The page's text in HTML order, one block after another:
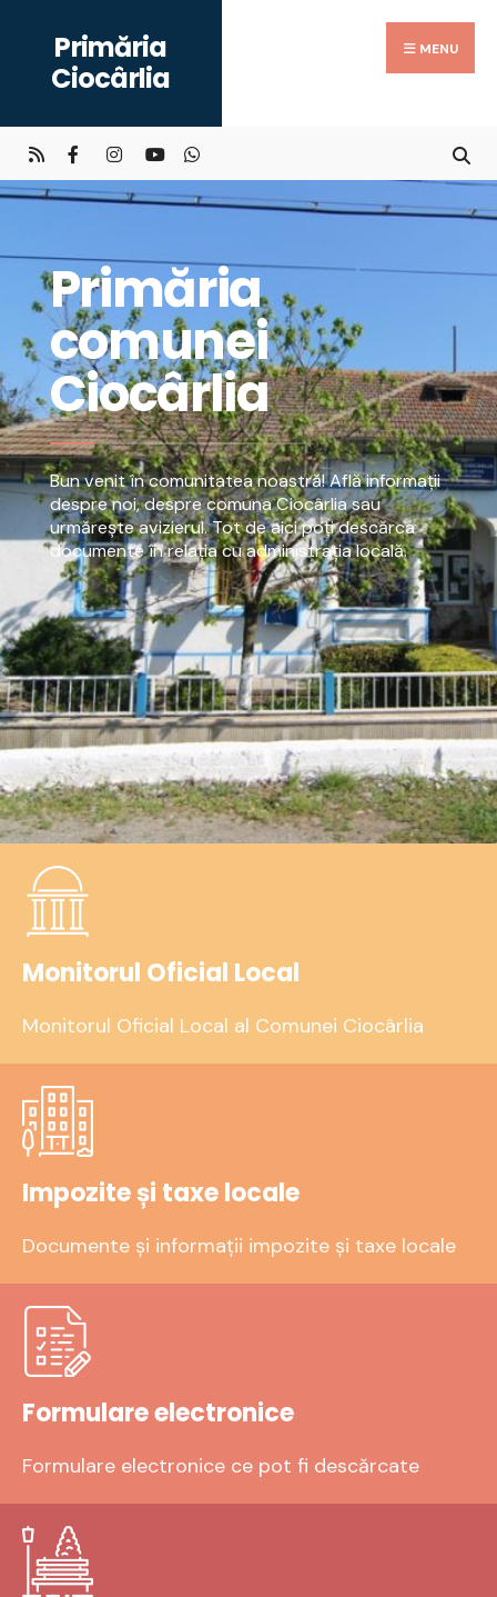
Primăria
Ciocârlia
MENU
Primăria
comunei
Ciocârlia
Bun venit în comunitatea noastră! Află informații
despre noi, despre comuna Ciocârlia sau
urmărește avizierul. Tot de aici poți descărca
documente în relația cu administrația locală.
Monitorul Oficial Local
Monitorul Oficial Local al Comunei Ciocârlia
Impozite și taxe locale
Documente și informații impozite și taxe locale
Formulare electronice
Formulare electronice ce pot fi descărcate